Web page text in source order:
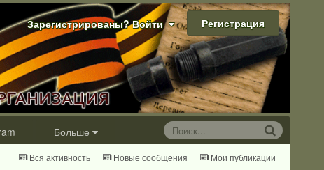
Зарегистрированы? Войти Регистрация
Больше
Вся активность Новые сообщения Мои публикации